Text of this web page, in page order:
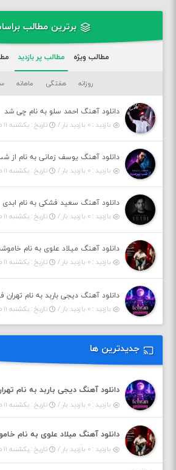
برترین مطالب
مطالب ویژه مطالب پر بازدید
روزانه هفتگی ماهانه
دانلود آهنگ احمد سلو به نام چی شد
بازدید : ۰ بازدید بار /
تاریخ : یکشنبه ۱۱ مرداد ۱۴۰۵
بازدید : ۰ بازدید بار /
تاریخ : یکشنبه ۱۱ مرداد ۱۴۰۵
دانلود آهنگ سعید فشکی به نام ابدی
بازدید : ۰ بازدید بار /
تاریخ : یکشنبه ۱۱ مرداد ۱۴۰۵
دانلود آهنگ میلاد علوی به نام
بازدید : ۰ بازدید بار /
تاریخ : یکشنبه ۱۱ مرداد ۱۴۰۵
دانلود آهنگ دیجی باربد به نام تهران فیت ۵۵
بازدید : ۰ بازدید بار /
تاریخ : یکشنبه ۱۱ مرداد ۱۴۰۵
جدیدترین ها
دانلود آهنگ دیجی باربد به نام تهران فیت
بازدید : ۰ بازدید بار / تاریخ : یکشنبه ۱۱ مرداد ۱۴۰۵
دانلود آهنگ میلاد علوی به نام
بازدید : ۰ بازدید بار / تاریخ : یکشنبه ۱۱ مرداد ۱۴۰۵